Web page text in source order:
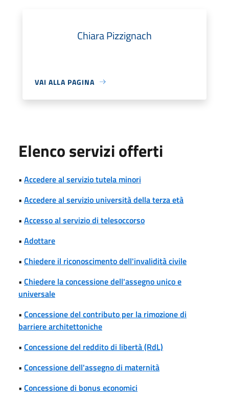
Chiara Pizzignach
VAI ALLA PAGINA
Elenco servizi offerti
• Accedere al servizio tutela minori
• Accedere al servizio università della terza età
• Accesso al servizio di telesoccorso
• Adottare
• Chiedere il riconoscimento dell'invalidità civile
• Chiedere la concessione dell'assegno unico e
universale
• Concessione del contributo per la rimozione di
barriere architettoniche
• Concessione del reddito di libertà (RdL)
• Concessione dell'assegno di maternità
• Concessione di bonus economici